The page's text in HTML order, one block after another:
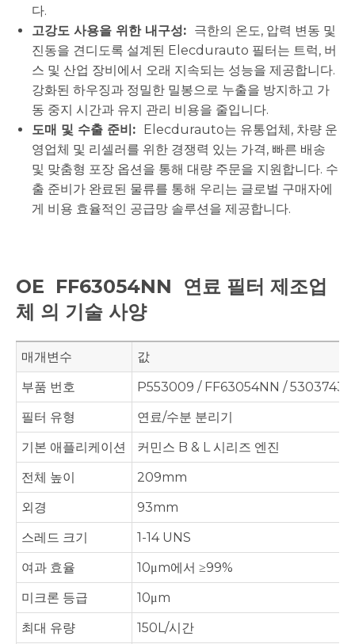
다.
고강도 사용을 위한 내구성: 극한의 온도, 압력 변동 및
진동을 견디도록 설계된 Elecdurauto 필터는 트럭, 버
스 및 산업 장비에서 오래 지속되는 성능을 제공합니다.
강화된 하우징과 정밀한 밀봉으로 누출을 방지하고 가
동 중지 시간과 유지 관리 비용을 줄입니다.
도매 및 수출 준비: Elecdurauto는 유통업체, 차량 운
영업체 및 리셀러를 위한 경쟁력 있는 가격, 빠른 배송
및 맞춤형 포장 옵션을 통해 대량 주문을 지원합니다. 수
출 준비가 완료된 물류를 통해 우리는 글로벌 구매자에
게 비용 효율적인 공급망 솔루션을 제공합니다.
OE FF63054NN
연료 필터 제조업
체 의 기술 사양
매개변수
값
부품 번호
P553009 / FF63054NN / 5303743
필터 유형
연료/수분 분리기
기본 애플리케이션
커민스 B & L 시리즈 엔진
전체 높이
209mm
외경
93mm
스레드 크기
1-14 UNS
여과 효율
10μm에서 ≥99%
미크론 등급
10μm
최대 유량
150L/시간